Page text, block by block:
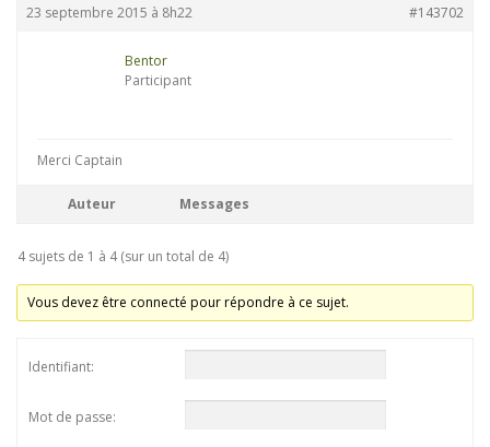
23 septembre 2015 à 8h22 #143702
Bentor
Participant
Merci Captain
Auteur Messages
4 sujets de 1 à 4 (sur un total de 4)
Vous devez être connecté pour répondre à ce sujet.
Identifiant:
Mot de passe: